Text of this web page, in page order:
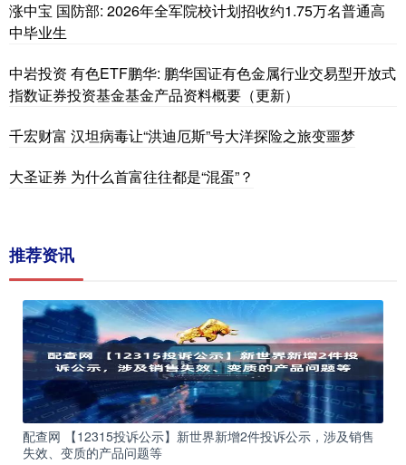
涨中宝 国防部: 2026年全军院校计划招收约1.75万名普通高
中毕业生
中岩投资 有色ETF鹏华: 鹏华国证有色金属行业交易型开放式
指数证券投资基金基金产品资料概要（更新）
千宏财富 汉坦病毒让“洪迪厄斯”号大洋探险之旅变噩梦
大圣证券 为什么首富往往都是“混蛋”？
推荐资讯
配查网 【12315投诉公示】新世界新增2件投诉公示，涉及销售
失效、变质的产品问题等